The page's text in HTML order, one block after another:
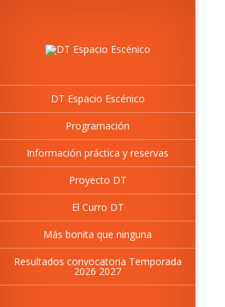
DT Espacio Escénico
Programación
Información práctica y reservas
Proyecto DT
El Curro DT
Más bonita que ninguna
Resultados convocatoria Temporada
2026 2027